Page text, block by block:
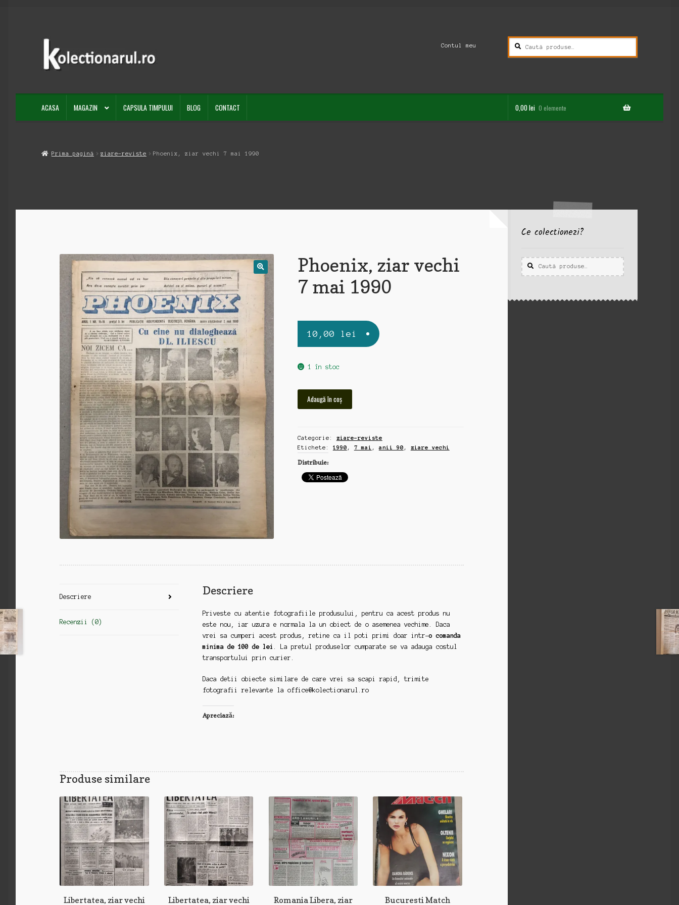
Sari
navigare
Sari
conținut
Contul meu
Caută
după:
Caută
ACASA MAGAZIN CAPSULA TIMPULUI BLOG CONTACT 0,00lei 0 elemente
Prima pagină ziare-reviste Phoenix, ziar vechi 7 mai 1990
Phoenix, ziar vechi
7 mai 1990
10,00 lei
1 în stoc
Phoenix,
7
mai
1990
Adaugă în coș
Categorie: ziare-reviste
Etichete: 1990 , 7 mai ,anii 90 , ziare vechi
Distribuie:
Descriere
Recenzii (0)
Descriere
Priveste cu atentie fotografiile produsului, pentru ca acest produs nu
este nou, iar uzura e normala la un obiect de o asemenea vechime. Daca
vrei sa cumperi acest produs, retine ca il poti primi doar intr-o comanda
minima de 100 de lei
. La pretul produselor cumparate se va adauga costul
transportului prin curier.
Daca detii obiecte similare de care vrei sa scapi rapid, trimite
fotografii relevante la office@kolectionarul.ro
Apreciază:
Produse similare
Libertatea, ziar vechi
Libertatea, ziar vechi
Romania Libera, ziar
Bucuresti Match
Ce colectionezi?
Caută
după:
Caută